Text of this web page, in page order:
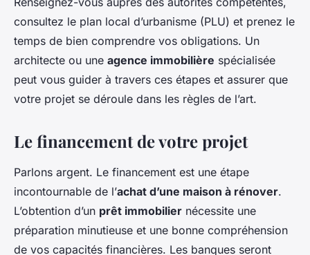
consultez le plan local d’urbanisme (PLU) et prenez le
temps de bien comprendre vos obligations. Un
architecte ou une agence immobilière spécialisée
peut vous guider à travers ces étapes et assurer que
votre projet se déroule dans les règles de l’art.
Le financement de votre projet
Parlons argent. Le financement est une étape
incontournable de l’achat d’une maison à rénover.
L’obtention d’un prêt immobilier nécessite une
préparation minutieuse et une bonne compréhension
de vos capacités financières. Les banques seront